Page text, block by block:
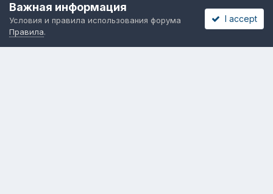
Важная информация
Условия и правила использования форума
Правила.
I accept